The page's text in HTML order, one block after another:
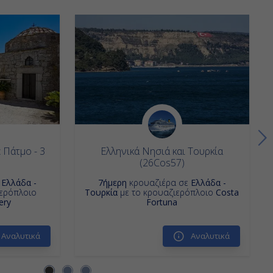
Πάτμο - 3
Ελλάδα -
Ελληνικά Νησιά και Τουρκία
(26Cos57)
7ήμερη κρουαζιέρα σε Ελλάδα -
Τουρκία με το κρουαζιερόπλοιο Costa
Fortuna
Αναλυτικά